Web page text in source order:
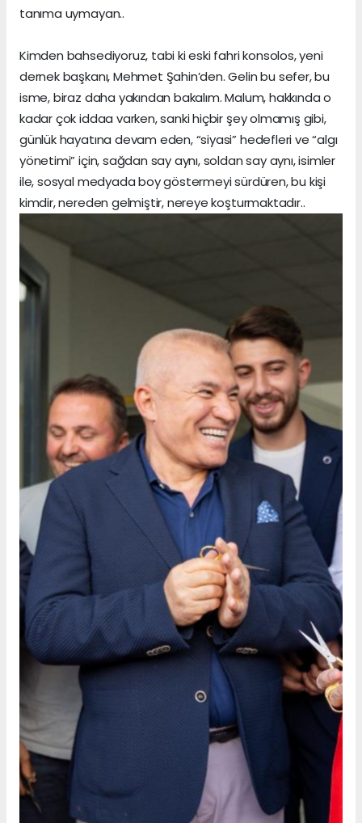
tanıma uymayan..
Kimden bahsediyoruz, tabi ki eski fahri konsolos, yeni
dernek başkanı, Mehmet Şahin’den. Gelin bu sefer, bu
isme, biraz daha yakından bakalım. Malum, hakkında o
kadar çok iddaa varken, sanki hiçbir şey olmamış gibi,
günlük hayatına devam eden, “siyasi” hedefleri ve “algı
yönetimi” için, sağdan say aynı, soldan say aynı, isimler
ile, sosyal medyada boy göstermeyi sürdüren, bu kişi
kimdir, nereden gelmiştir, nereye koşturmaktadır..